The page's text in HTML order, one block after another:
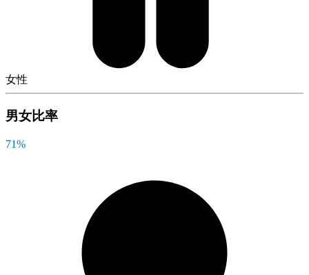
女性
男女比率
71%